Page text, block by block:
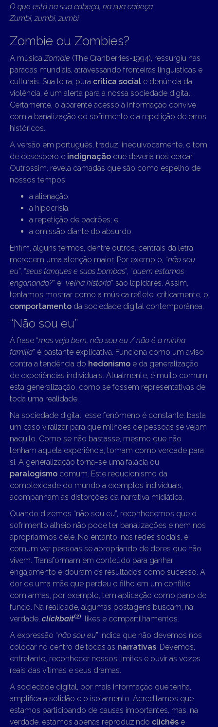
O que está na sua cabeça, na sua cabeça
Zumbi, zumbi, zumbi
Zombie ou Zombies?
A músicaZombie (The Cranberries-1994), ressurgiu nas
paradas mundiais, atravessando fronteiras linguísticas e
culturais. Sua letra, pura crítica social e denúncia da
violência, é um alerta para a nossa sociedade digital.
Certamente, o aparente acesso à informação convive
com a banalização do sofrimento e a repetição de erros
históricos.
A versão em português, traduz, inequivocamente, o tom
de desespero e indignação que deveria nos cercar.
Outrossim, revela camadas que são como espelho de
nossos tempos:
a alienação,
a hipocrisia,
a repetição de padrões; e
a omissão diante do absurdo.
Enfim, alguns termos, dentre outros, centrais da letra,
merecem uma atenção maior. Por exemplo, “não sou
eu”, “seus tanques e suas bombas”, “quem estamos
enganando?” e “velha história” são lapidares. Assim,
tentamos mostrar como a música reflete, criticamente, o
comportamento da sociedade digital contemporânea.
“Não sou eu”
A frase “mas veja bem, não sou eu / não é a minha
família” é bastante explicativa. Funciona como um aviso
contra a tendência do hedonismo e da generalização
de experiências individuais. Atualmente, é muito comum
esta generalização, como se fossem representativas de
toda uma realidade.
Na sociedade digital, esse fenômeno é constante: basta
um caso viralizar para que milhões de pessoas se vejam
naquilo. Como se não bastasse, mesmo que não
tenham aquela experiência, tomam como verdade para
si. A generalização torna-se uma falácia ou
paralogismo comum. Este reducionismo da
complexidade do mundo a exemplos individuais,
acompanham as distorções da narrativa midiática.
Quando dizemos “não sou eu”, reconhecemos que o
sofrimento alheio não pode ter banalizações e nem nos
apropriarmos dele. No entanto, nas redes sociais, é
comum ver pessoas se apropriando de dores que não
vivem. Transformam em conteúdo para ganhar
engajamento e douram os resultados como sucesso. A
dor de uma mãe que perdeu o filho em um conflito
com armas, por exemplo, tem aplicação como pano de
fundo. Na realidade, algumas postagens buscam, na
verdade, clickbait(2), likes e compartilhamentos.
A expressão “não sou eu” indica que não devemos nos
colocar no centro de todas as narrativas. Devemos,
entretanto, reconhecer nossos limites e ouvir as vozes
reais das vítimas e seus dramas.
A sociedade digital, por mais informação que tenha,
amplifica a solidão e o isolamento. Acreditamos que
estamos participando de causas importantes, mas, na
verdade, estamos apenas reproduzindo clichês e